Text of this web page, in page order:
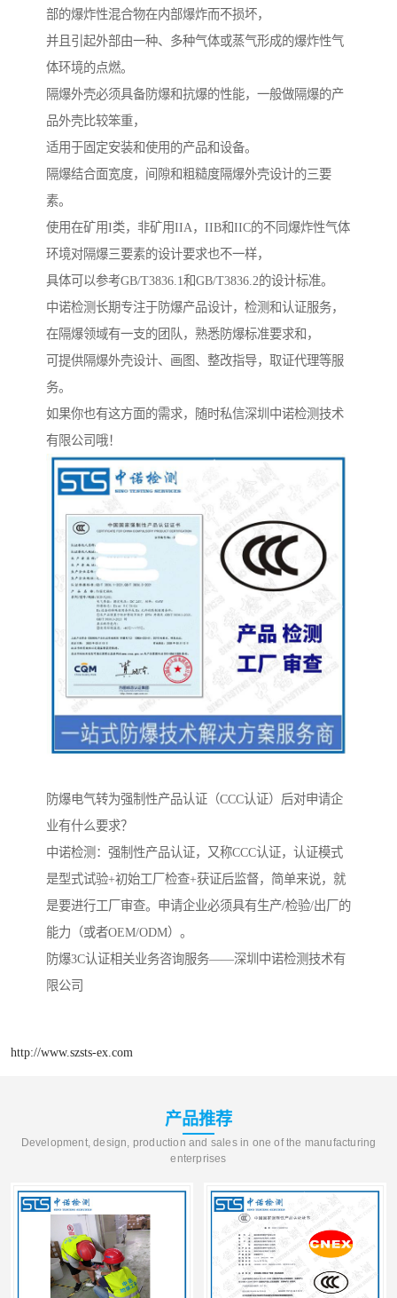
部的爆炸性混合物在内部爆炸而不损坏，
并且引起外部由一种、多种气体或蒸气形成的爆炸性气
体环境的点燃。
隔爆外壳必须具备防爆和抗爆的性能，一般做隔爆的产
品外壳比较笨重，
适用于固定安装和使用的产品和设备。
隔爆结合面宽度，间隙和粗糙度隔爆外壳设计的三要
素。
使用在矿用I类，非矿用IIA，IIB和IIC的不同爆炸性气体
环境对隔爆三要素的设计要求也不一样，
具体可以参考GB/T3836.1和GB/T3836.2的设计标准。
中诺检测长期专注于防爆产品设计，检测和认证服务，
在隔爆领域有一支的团队，熟悉防爆标准要求和，
可提供隔爆外壳设计、画图、整改指导，取证代理等服
务。
如果你也有这方面的需求，随时私信深圳中诺检测技术
有限公司哦！
防爆电气转为强制性产品认证（CCC认证）后对申请企
业有什么要求？
中诺检测：强制性产品认证，又称CCC认证，认证模式
是型式试验+初始工厂检查+获证后监督，简单来说，就
是要进行工厂审查。申请企业必须具有生产/检验/出厂的
能力（或者OEM/ODM）。
防爆3C认证相关业务咨询服务——深圳中诺检测技术有
限公司
http://www.szsts-ex.com
产品推荐
Development, design, production and sales in one of the manufacturing
enterprises